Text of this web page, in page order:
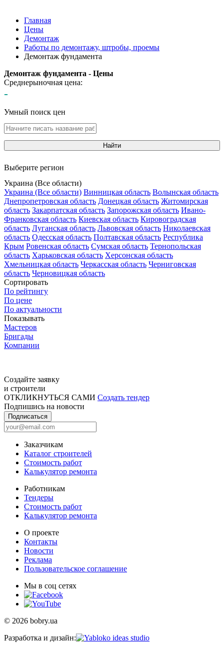
Главная
Цены
Демонтаж
Работы по демонтажу, штробы, проемы
Демонтаж фундамента
Демонтаж фундамента - Цены
Среднерыночная цена:
-
Умный поиск цен
Найти
Выберите регион
Украина (Все области)
Украина (Все области) Винницкая область Волынская область
Днепропетровская область Донецкая область Житомирская
область Закарпатская область Запорожская область Ивано-
Франковская область Киевская область Кировоградская
область Луганская область Львовская область Николаевская
область Одесская область Полтавская область Республика
Крым Ровенская область Сумская область Тернопольская
область Харьковская область Херсонская область
Хмельницкая область Черкасская область Черниговская
область Черновицкая область
Сортировать
По рейтингу
По цене
По актуальности
Показывать
Мастеров
Бригады
Компании
Создайте заявку
и строители
ОТКЛИКНУТЬСЯ САМИ Создать тендер
Подпишись на новости
Подписаться
Заказчикам
Каталог строителей
Стоимость работ
Калькулятор ремонта
Работникам
Тендеры
Стоимость работ
Калькулятор ремонта
О проекте
Контакты
Новости
Реклама
Пользовательское соглашение
Мы в соц сетях
© 2026 bobry.ua
Разработка и дизайн: